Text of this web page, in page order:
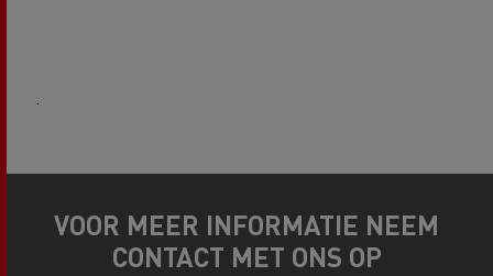
VOOR MEER INFORMATIE NEEM
CONTACT MET ONS OP